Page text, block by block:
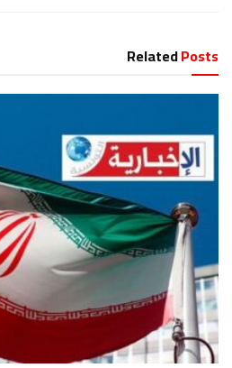
RelatedPosts